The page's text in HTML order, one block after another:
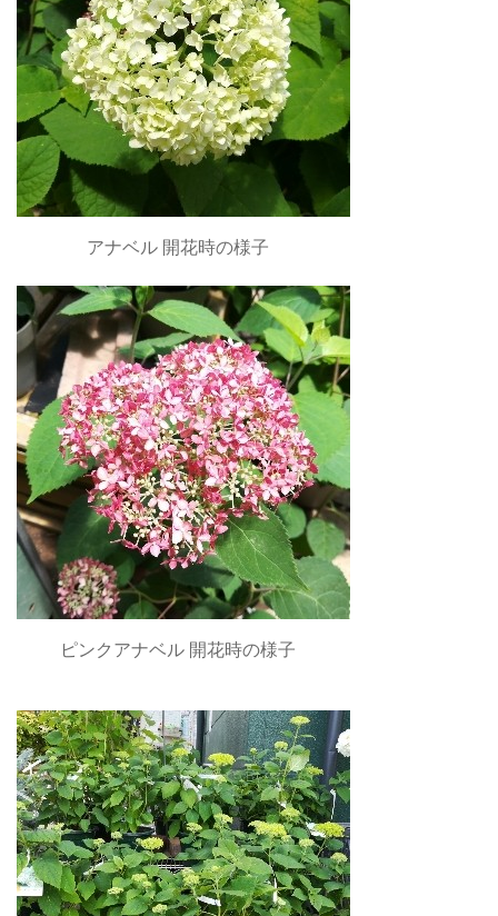
アナベル 開花時の様子
ピンクアナベル 開花時の様子